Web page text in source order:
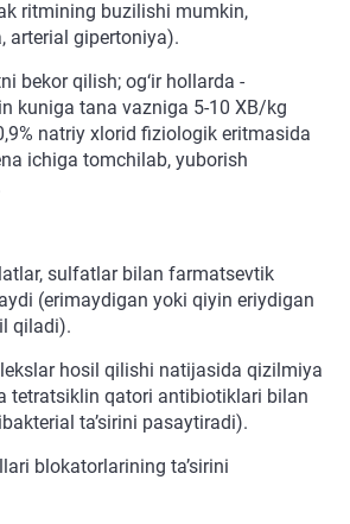
ritmining buzilishi mumkin,
arterial gipertoniya).
bekor qilish; og‘ir hollarda -
kuniga tana vazniga 5-10 XB/kg
natriy xlorid fiziologik eritmasida
ichiga tomchilab, yuborish
sulfatlar bilan farmatsevtik
(erimaydigan yoki qiyin eriydigan
qiladi).
hosil qilishi natijasida qizilmiya
tetratsiklin qatori antibiotiklari bilan
ta’sirini pasaytiradi).
blokatorlarining ta’sirini